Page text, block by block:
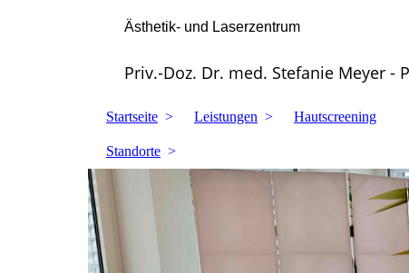
Ästhetik- und Laserzentrum
Priv.-Doz. Dr. med. Stefanie Meyer
Startseite Leistungen Hautscreening
Standorte